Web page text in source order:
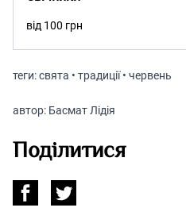
від 100 грн
теги:свята • традиції • червень
автор: Басмат Лідія
Поділитися